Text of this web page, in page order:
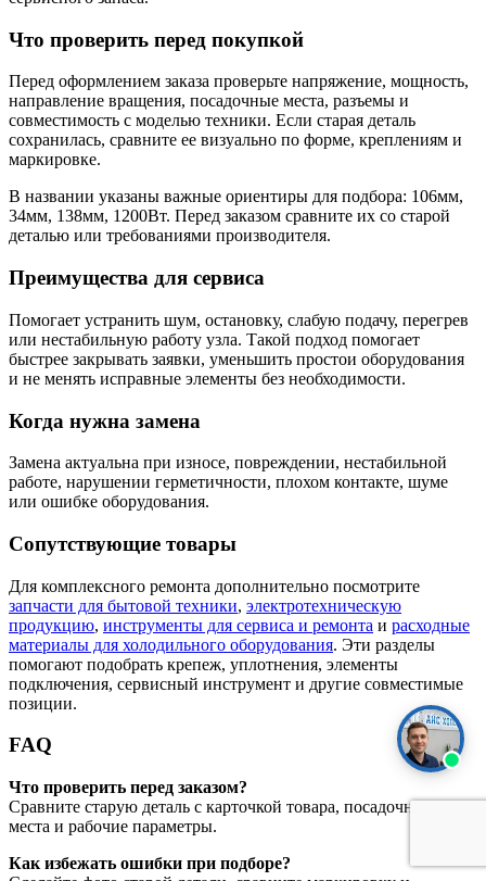
Что проверить перед покупкой
Перед оформлением заказа проверьте напряжение, мощность,
направление вращения, посадочные места, разъемы и
совместимость с моделью техники. Если старая деталь
сохранилась, сравните ее визуально по форме, креплениям и
маркировке.
В названии указаны важные ориентиры для подбора: 106мм,
34мм, 138мм, 1200Вт. Перед заказом сравните их со старой
деталью или требованиями производителя.
Преимущества для сервиса
Помогает устранить шум, остановку, слабую подачу, перегрев
или нестабильную работу узла. Такой подход помогает
быстрее закрывать заявки, уменьшить простои оборудования
и не менять исправные элементы без необходимости.
Когда нужна замена
Замена актуальна при износе, повреждении, нестабильной
работе, нарушении герметичности, плохом контакте, шуме
или ошибке оборудования.
Сопутствующие товары
Для комплексного ремонта дополнительно посмотрите
запчасти для бытовой техники, электротехническую
продукцию, инструменты для сервиса и ремонта и расходные
материалы для холодильного оборудования. Эти разделы
помогают подобрать крепеж, уплотнения, элементы
подключения, сервисный инструмент и другие совместимые
позиции.
FAQ
Что проверить перед заказом?
Сравните старую деталь с карточкой товара, посадочные
места и рабочие параметры.
Как избежать ошибки при подборе?